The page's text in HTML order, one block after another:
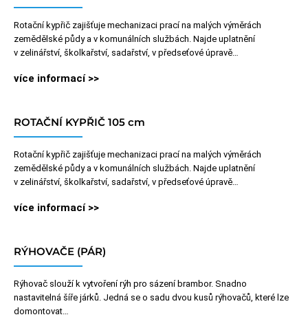
Rotační kypřič zajišťuje mechanizaci prací na malých výměrách
zemědělské půdy a v komunálních službách. Najde uplatnění
v zelinářství, školkařství, sadařství, v předseťové úpravě…
více informací >>
ROTAČNÍ KYPŘIČ 105 cm
Rotační kypřič zajišťuje mechanizaci prací na malých výměrách
zemědělské půdy a v komunálních službách. Najde uplatnění
v zelinářství, školkařství, sadařství, v předseťové úpravě…
více informací >>
RÝHOVAČE (PÁR)
Rýhovač slouží k vytvoření rýh pro sázení brambor. Snadno
nastavitelná šíře járků. Jedná se o sadu dvou kusů rýhovačů, které lze
domontovat…